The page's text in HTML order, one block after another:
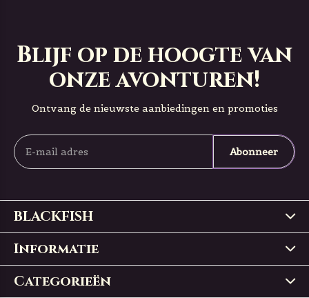
Blijf op de hoogte van
onze avonturen!
Ontvang de nieuwste aanbiedingen en promoties
Abonneer
BLACKFISH
Informatie
Categorieën